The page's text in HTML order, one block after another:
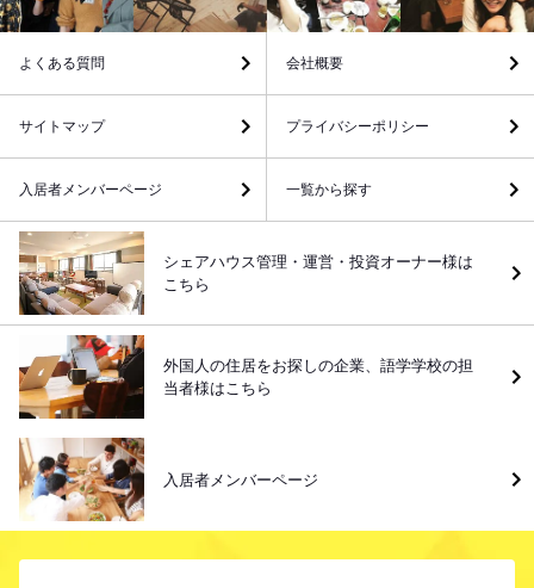
よくある質問 会社概要
サイトマップ プライバシーポリシー
入居者メンバーページ 一覧から探す
シェアハウス管理・運営・投資オーナー様は
こちら
外国人の住居をお探しの企業、語学学校の担
当者様はこちら
入居者メンバーページ